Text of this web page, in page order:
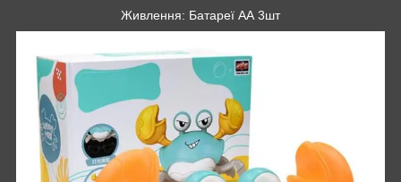
Живлення: Батареї АА 3шт